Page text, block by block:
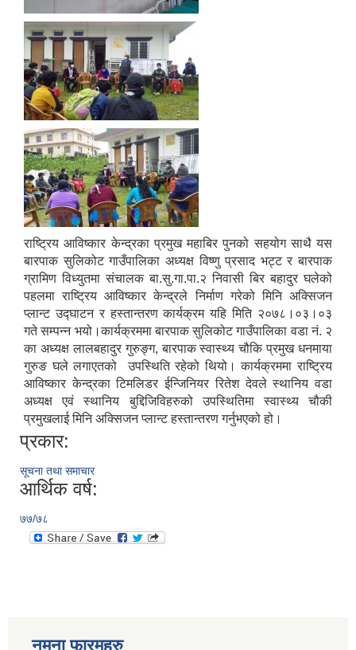
राष्ट्रिय आविष्कार केन्द्रका प्रमुख महाबिर पुनको सहयोग साथै यस
बारपाक सुलिकोट गाउँपालिका अध्यक्ष विष्णु प्रसाद भट्ट र बारपाक
ग्रामिण विध्युतमा संचालक बा.सु.गा.पा.२ निवासी बिर बहादुर घलेको
पहलमा राष्ट्रिय आविष्कार केन्द्रले निर्माण गरेको मिनि अक्सिजन
प्लान्ट उद्घाटन र हस्तान्तरण कार्यक्रम यहि मिति २०७८।०३।०३
गते सम्पन्न भयो।कार्यक्रममा बारपाक सुलिकोट गाउँपालिका वडा नं. २
का अध्यक्ष लालबहादुर गुरुङ्ग, बारपाक स्वास्थ्य चौकि प्रमुख धनमाया
गुरुङ घले लगाएतको उपस्थिति रहेको थियो। कार्यक्रममा राष्ट्रिय
आविष्कार केन्द्रका टिमलिडर ईन्जिनियर रितेश देवले स्थानिय वडा
अध्यक्ष एवं स्थानिय बुद्दिजिविहरुको उपस्थितिमा स्वास्थ्य चौकी
प्रमुखलाई मिनि अक्सिजन प्लान्ट हस्तान्तरण गर्नुभएको हो।
प्रकार:
सूचना तथा समाचार
आर्थिक वर्ष:
७७/७८
नमुना फारमहरु